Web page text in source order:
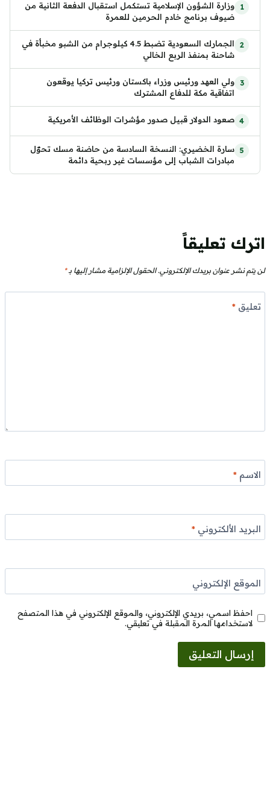
وزارة الشؤون الإسلامية تستكمل استقبال الدفعة الثانية من
ضيوف برنامج خادم الحرمين للعمرة
الجمارك السعودية تضبط 4.5 كيلوجرام من الشبو مخبأة في
شاحنة بمنفذ الربع الخالي
ولي العهد ورئيس وزراء باكستان ورئيس تركيا يوقعون
اتفاقية مكة للدفاع المشترك
صعود الدولار قبيل صدور مؤشرات الوظائف الأمريكية
سارة الخضيري: النسخة السادسة من حاضنة مسك تحوّل
مبادرات الشباب إلى مؤسسات غير ربحية دائمة
اترك تعليقاً
لن يتم نشر عنوان بريدك الإلكتروني. الحقول الإلزامية مشار إليها بـ*
تعليق*
الاسم*
البريد الألكتروني*
الموقع الإلكتروني
احفظ اسمي، بريدي الإلكتروني، والموقع الإلكتروني في هذا المتصفح
لاستخدامها المرة المقبلة في تعليقي.